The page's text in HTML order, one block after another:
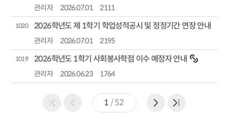
관리자 2026.07.01 2111
1020 2026학년도 제 1학기 학업성적공시 및 정정기간 연장 안내
관리자 2026.07.01 2195
1019 2026학년도 1학기 사회봉사학점 이수 예정자 안내
관리자 2026.06.23 1764
1 /52